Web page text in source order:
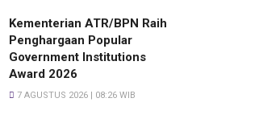
Kementerian ATR/BPN Raih
Penghargaan Popular
Government Institutions
Award 2026
7 AGUSTUS 2026 | 08:26 WIB